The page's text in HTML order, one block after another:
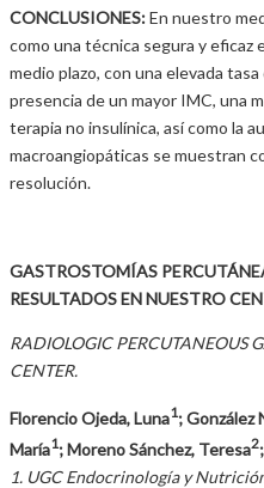
CONCLUSIONES:En nuestro
como una técnica segura y eficaz
medio plazo, con una elevada
presencia de un mayor IMC, una
terapia no insulínica, así como la
macroangiopáticas se muestran
resolución.
GASTROSTOMÍAS
RESULTADOS EN NUESTRO
RADIOLOGIC PERCUTANEOUS
CENTER.
Florencio Ojeda, Luna1; González
María1; Moreno Sánchez, Teresa2
1. UGC Endocrinología y